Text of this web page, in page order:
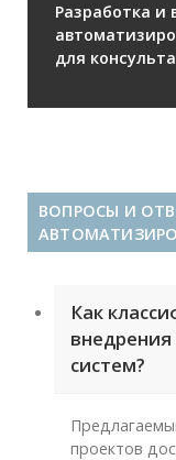
Разработка и
для
ВОПРОСЫ И
Как
систем?
проектов